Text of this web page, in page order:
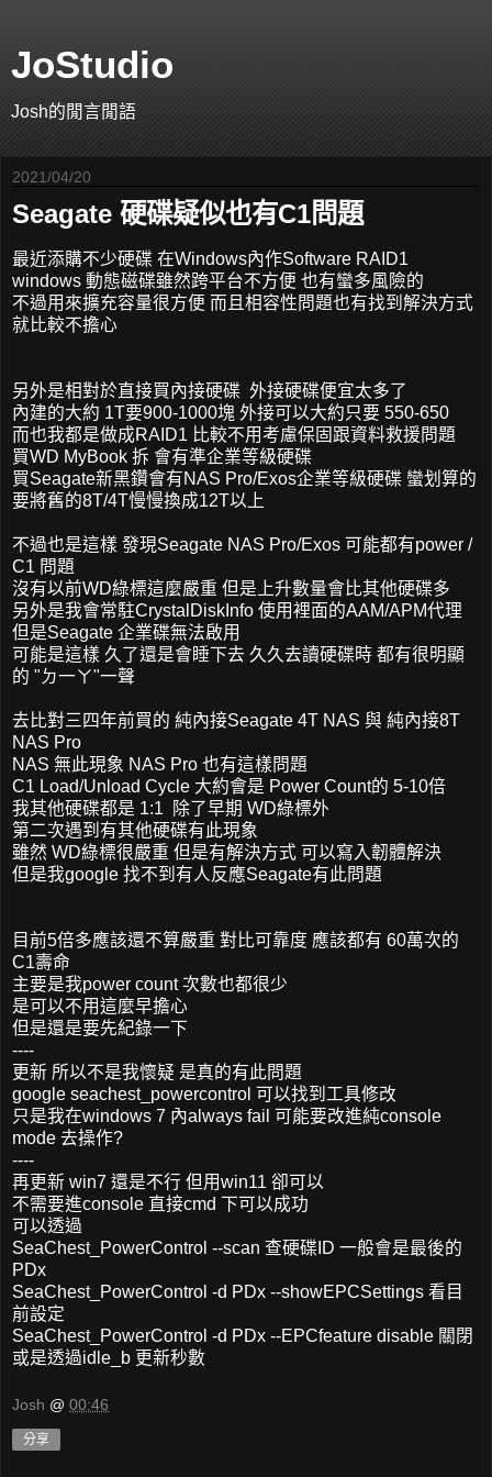
JoStudio
Josh的閒言閒語
2021/04/20
Seagate 硬碟疑似也有C1問題
最近添購不少硬碟 在Windows內作Software RAID1
windows 動態磁碟雖然跨平台不方便 也有蠻多風險的
不過用來擴充容量很方便 而且相容性問題也有找到解決方式
就比較不擔心
另外是相對於直接買內接硬碟 外接硬碟便宜太多了
內建的大約 1T要900-1000塊 外接可以大約只要 550-650
而也我都是做成RAID1 比較不用考慮保固跟資料救援問題
買WD MyBook 拆 會有準企業等級硬碟
買Seagate新黑鑽會有NAS Pro/Exos企業等級硬碟 蠻划算的
要將舊的8T/4T慢慢換成12T以上
不過也是這樣 發現Seagate NAS Pro/Exos 可能都有power /
C1 問題
沒有以前WD綠標這麼嚴重 但是上升數量會比其他硬碟多
另外是我會常駐CrystalDiskInfo 使用裡面的AAM/APM代理
但是Seagate 企業碟無法啟用
可能是這樣 久了還是會睡下去 久久去讀硬碟時 都有很明顯
的 "ㄉ一ㄚ"一聲
去比對三四年前買的 純內接Seagate 4T NAS 與 純內接8T
NAS Pro
NAS 無此現象 NAS Pro 也有這樣問題
C1 Load/Unload Cycle 大約會是 Power Count的 5-10倍
我其他硬碟都是 1:1 除了早期 WD綠標外
第二次遇到有其他硬碟有此現象
雖然 WD綠標很嚴重 但是有解決方式 可以寫入韌體解決
但是我google 找不到有人反應Seagate有此問題
目前5倍多應該還不算嚴重 對比可靠度 應該都有 60萬次的
C1壽命
主要是我power count 次數也都很少
是可以不用這麼早擔心
但是還是要先紀錄一下
----
更新 所以不是我懷疑 是真的有此問題
google seachest_powercontrol 可以找到工具修改
只是我在windows 7 內always fail 可能要改進純console
mode 去操作?
----
再更新 win7 還是不行 但用win11 卻可以
不需要進console 直接cmd 下可以成功
可以透過
SeaChest_PowerControl --scan 查硬碟ID 一般會是最後的
PDx
SeaChest_PowerControl -d PDx --showEPCSettings 看目
前設定
SeaChest_PowerControl -d PDx --EPCfeature disable 關閉
或是透過idle_b 更新秒數
Josh @ 00:46
分享